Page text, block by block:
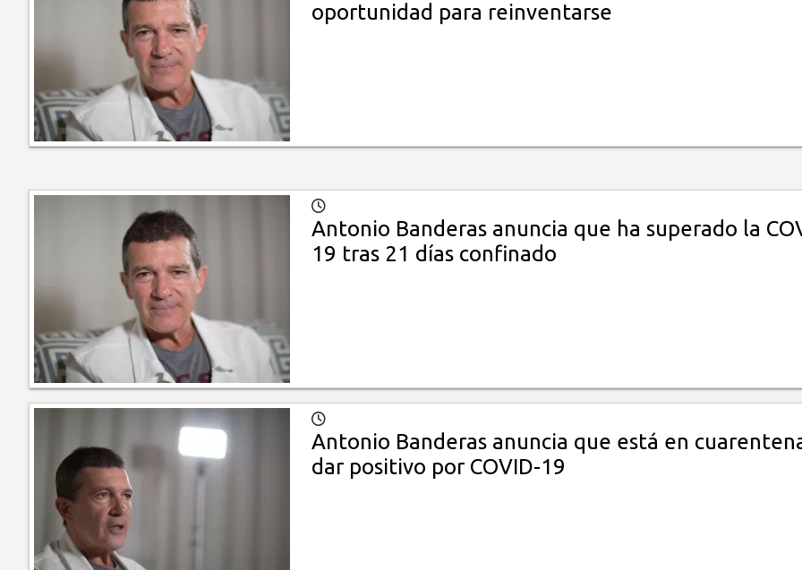
oportunidad para reinventarse
Antonio Banderas anuncia que ha superado la
19 tras 21 días confinado
Antonio Banderas anuncia que está en
dar positivo por COVID-19